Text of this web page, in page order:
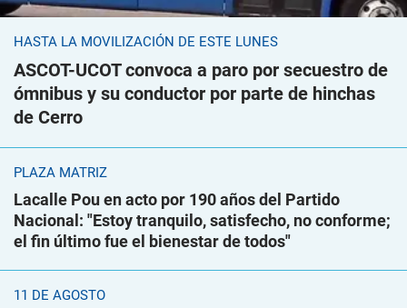
HASTA LA MOVILIZACIÓN DE ESTE LUNES
ASCOT-UCOT convoca a paro por secuestro de
ómnibus y su conductor por parte de hinchas
de Cerro
PLAZA MATRIZ
Lacalle Pou en acto por 190 años del Partido
Nacional: "Estoy tranquilo, satisfecho, no conforme;
el fin último fue el bienestar de todos"
11 DE AGOSTO